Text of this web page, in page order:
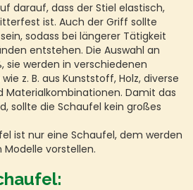
darauf, dass der Stiel elastisch,
ist. Auch der Griff sollte
sodass bei längerer Tätigkeit
entstehen. Die Auswahl an
sie werden in verschiedenen
z. B. aus Kunststoff, Holz, diverse
Materialkombinationen. Damit das
sollte die Schaufel kein großes
ist nur eine Schaufel, dem werden
vorstellen.